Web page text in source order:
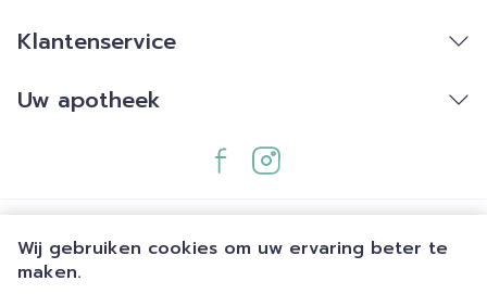
Wij gebruiken cookies om uw ervaring beter te
maken.
Klantenservice
Uw apotheek